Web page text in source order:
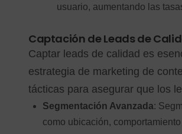
usuario, aumentando las
Captación de Leads de
Captar leads de calidad es
estrategia de marketing de
tácticas para asegurar que los
Segmentación Avanzada:
como ubicación,